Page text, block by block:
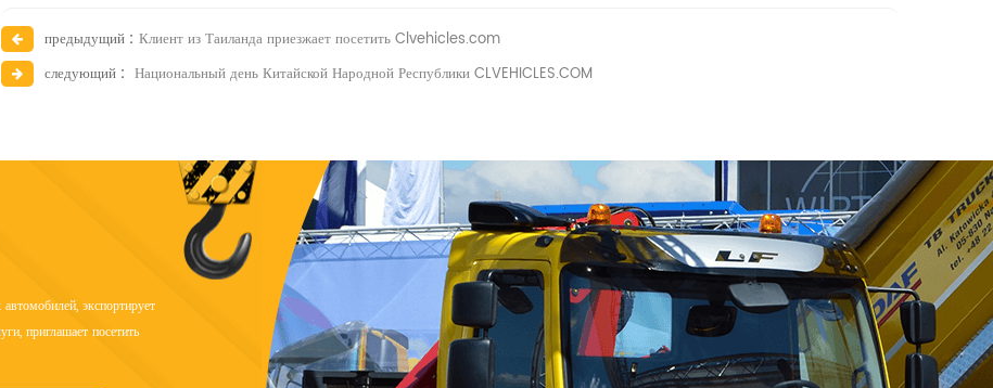
предыдущий : Клиент из Таиланда приезжает посетить Clvehicles.com
следующий : Национальный день Китайской Народной Республики CLVEHICLES.COM
экспортирует
приглашает посетить